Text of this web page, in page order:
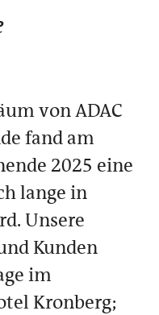
von ADAC
fand am
2025 eine
lange in
Unsere
Kunden
im
Kronberg;